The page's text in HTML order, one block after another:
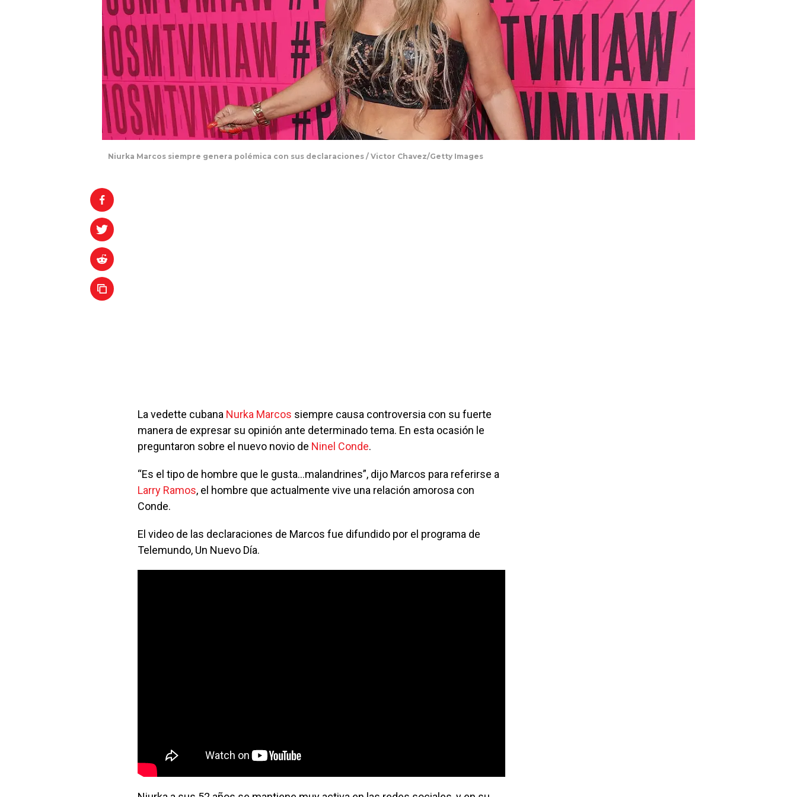
Niurka Marcos siempre genera polémica con sus declaraciones / Victor Chavez/Getty Images
La vedette cubana Nurka Marcos siempre causa controversia con su fuerte
manera de expresar su opinión ante determinado tema. En esta ocasión le
preguntaron sobre el nuevo novio de Ninel Conde.
“Es el tipo de hombre que le gusta…malandrines”, dijo Marcos para referirse a
Larry Ramos, el hombre que actualmente vive una relación amorosa con
Conde.
El video de las declaraciones de Marcos fue difundido por el programa de
Telemundo, Un Nuevo Día.